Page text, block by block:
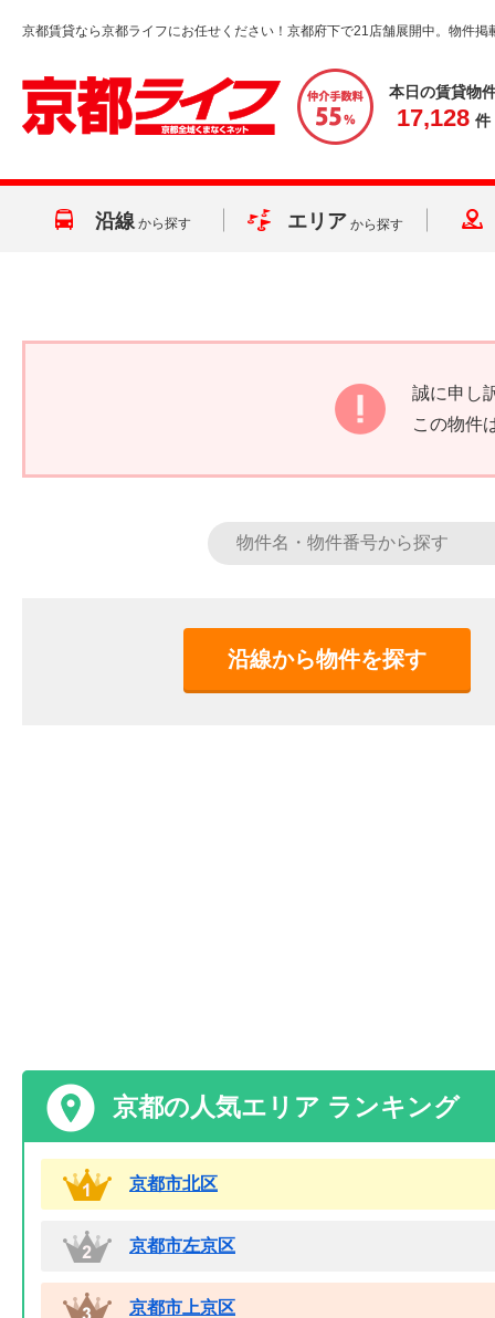
京都賃貸なら京都ライフにお任せください！京都府下で21店舗展開中。物件掲
本日の賃貸物
17,128 件
沿線 から探す エリア から探す
誠に申し
この物件
沿線から物件を探す
京都の人気エリア ランキング
京都市北区
京都市左京区
京都市上京区